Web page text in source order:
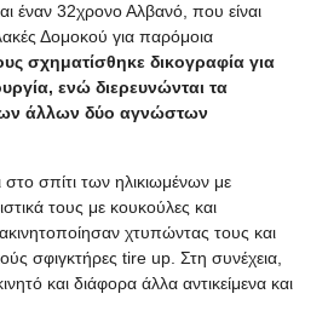
έναν 32χρονο Αλβανό, που είναι
Δομοκού για παρόμοια
σχηματίσθηκε δικογραφία για
ενώ διερευνώνται τα
άλλων δύο αγνώστων
στο σπίτι των ηλικιωμένων με
τους με κουκούλες και
χτυπώντας τους και
σφιγκτήρες tire up. Στη συνέχεια,
και διάφορα άλλα αντικείμενα και